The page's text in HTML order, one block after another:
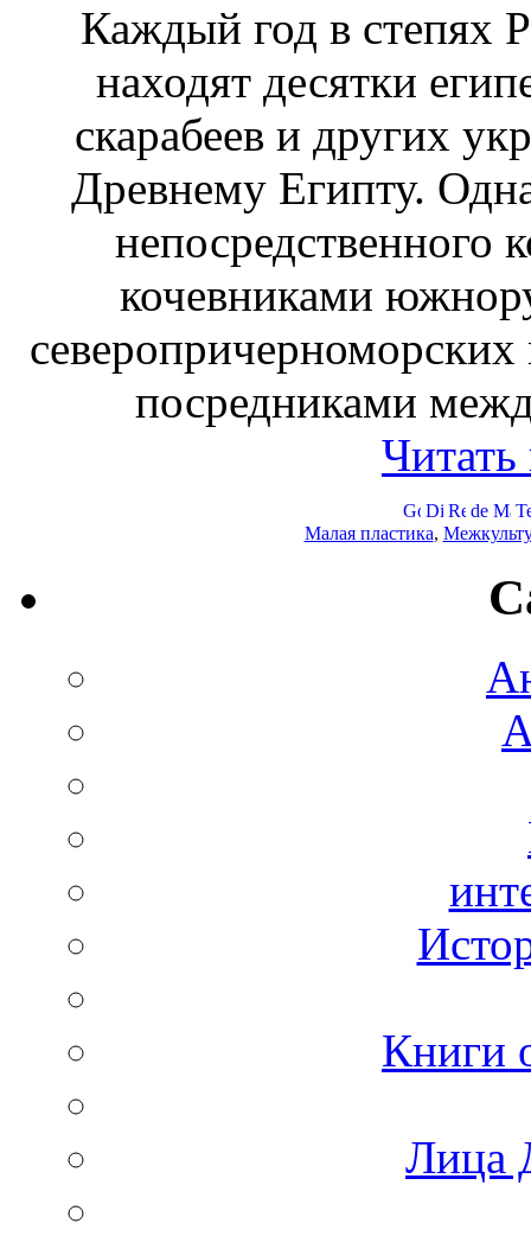
Каждый год в степях
находят десятки
скарабеев и других
Древнему Египту.
непосредственного
кочевниками
посредниками
Малая пластика,
Книги
Лица